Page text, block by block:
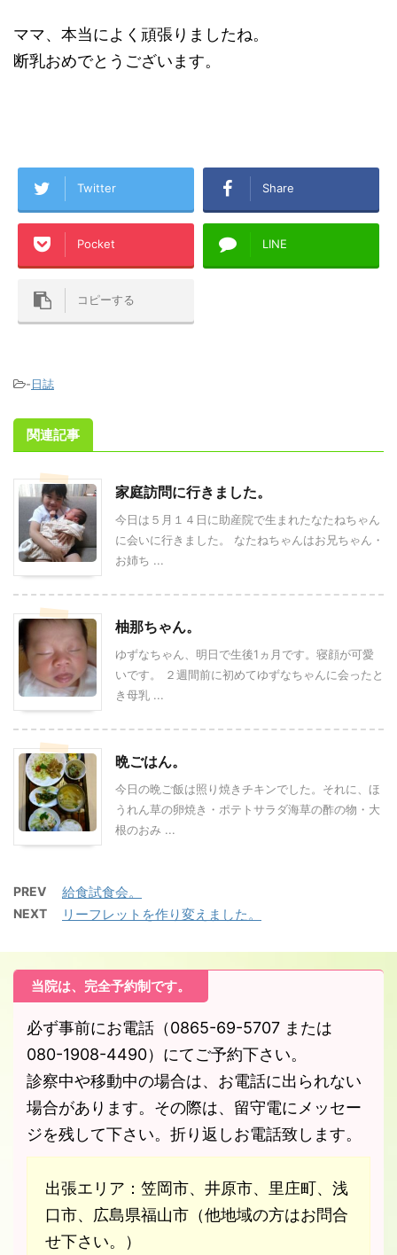
ママ、本当によく頑張りましたね。
断乳おめでとうございます。
Twitter Share
Pocket LINE
コピーする
-日誌
関連記事
家庭訪問に行きました。
今日は５月１４日に助産院で生まれたなたねちゃん
に会いに行きました。 なたねちゃんはお兄ちゃん・
お姉ち ...
柚那ちゃん。
ゆずなちゃん、明日で生後1ヵ月です。寝顔が可愛
いです。 ２週間前に初めてゆずなちゃんに会ったと
き母乳 ...
晩ごはん。
今日の晩ご飯は照り焼きチキンでした。それに、ほ
うれん草の卵焼き・ポテトサラダ海草の酢の物・大
根のおみ ...
PREV 給食試食会。
NEXT リーフレットを作り変えました。
当院は、完全予約制です。
必ず事前にお電話（0865-69-5707 または
080-1908-4490）にてご予約下さい。
診察中や移動中の場合は、お電話に出られない
場合があります。その際は、留守電にメッセー
ジを残して下さい。折り返しお電話致します。
出張エリア：笠岡市、井原市、里庄町、浅
口市、広島県福山市（他地域の方はお問合
せ下さい。）